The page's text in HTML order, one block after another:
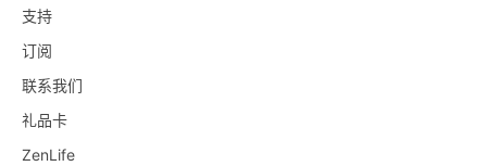
支持
订阅
联系我们
礼品卡
ZenLife